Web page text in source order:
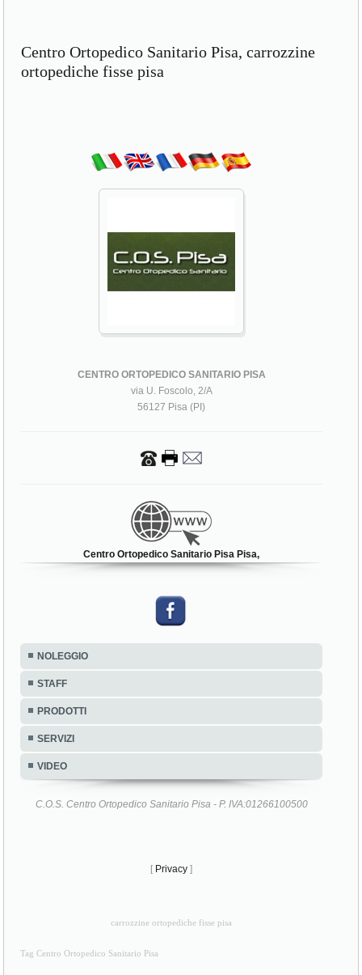
Centro Ortopedico Sanitario Pisa, carrozzine
ortopediche fisse pisa
CENTRO ORTOPEDICO SANITARIO PISA
via U. Foscolo, 2/A
56127 Pisa (PI)
Centro Ortopedico Sanitario Pisa Pisa,
NOLEGGIO
STAFF
PRODOTTI
SERVIZI
VIDEO
C.O.S. Centro Ortopedico Sanitario Pisa - P. IVA:01266100500
[ Privacy ]
carrozzine ortopediche fisse pisa
Tag Centro Ortopedico Sanitario Pisa